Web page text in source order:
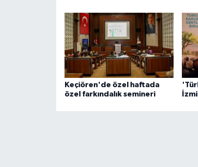
Keçiören'de özel haftada
özel farkındalık semineri